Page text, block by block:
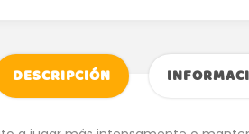
DESCRIPCIÓN